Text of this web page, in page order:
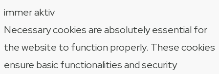
immer aktiv
Necessary cookies are absolutely essential for
the website to function properly. These cookies
ensure basic functionalities and security